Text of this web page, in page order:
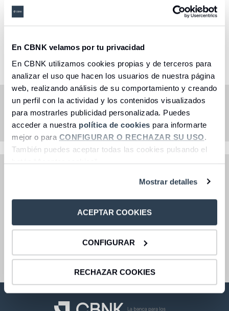
En CBNK velamos por tu privacidad
En CBNK utilizamos cookies propias y de terceros para
analizar el uso que hacen los usuarios de nuestra página
web, realizando análisis de su comportamiento y creando
un perfil con la actividad y los contenidos visualizados
para mostrarles publicidad personalizada. Puedes
acceder a nuestra política de cookies para informarte
mejor o para CONFIGURAR O RECHAZAR SU USO.
También puedes aceptar todas las cookies pulsando el
botón “Aceptar cookies”.
Mostrar detalles
ACEPTAR COOKIES
CONFIGURAR
RECHAZAR COOKIES
Fondo de fondos - Renta
Fija Mixta Internacional
Seleccione una opción
La gestión del fondo se realizará con el objetivo de no
superar la volatilidad máxima del 10% anual.
Consultas y reclamaciones
Acceder
Centro de ayuda
Acceder